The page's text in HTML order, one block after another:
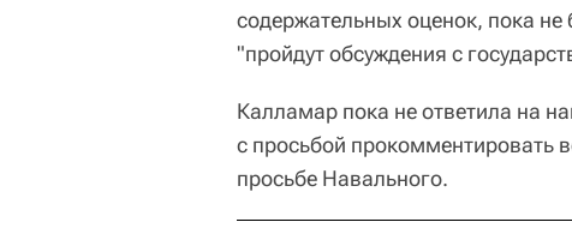
содержательных оценок, пока
"пройдут обсуждения с
Калламар пока не ответила на
с просьбой прокомментировать
просьбе Навального.